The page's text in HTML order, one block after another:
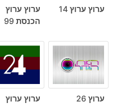
ערוץ ערוץ 14
ערוץ ערוץ
הכנסת 99
ערוץ 26
ערוץ ערוץ